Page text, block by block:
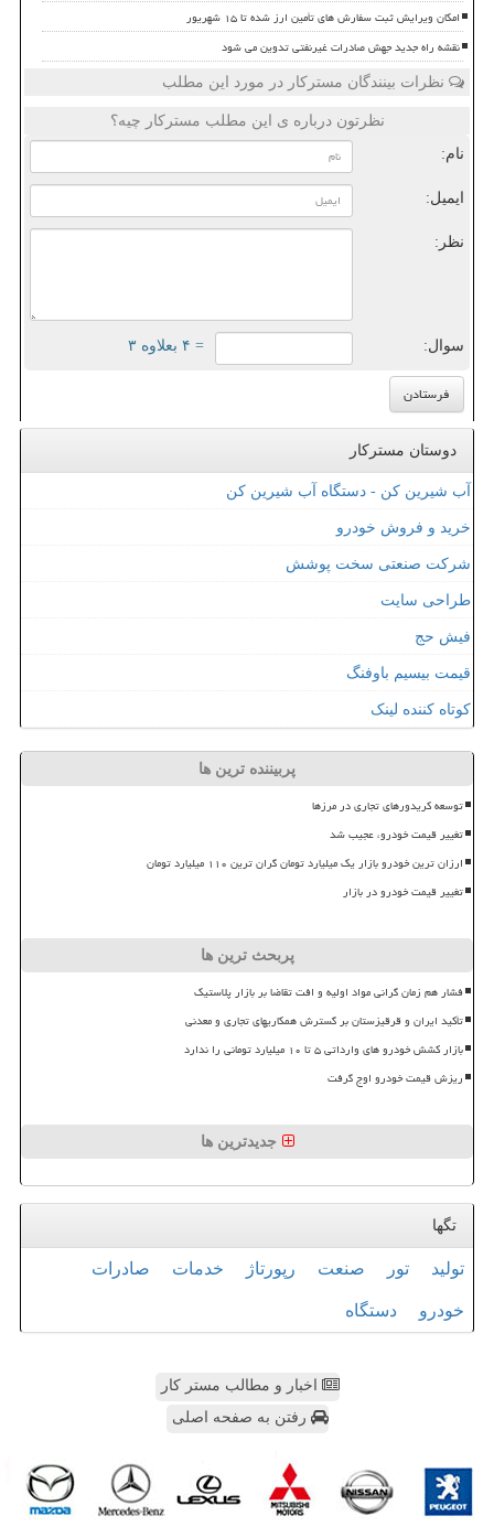
امکان ویرایش ثبت سفارش های تأمین ارز شده تا ۱۵ شهریور
نقشه راه جدید جهش صادرات غیرنفتی تدوین می شود
نظرات بینندگان مسترکار در مورد این مطلب
نظرتون درباره ی این مطلب مسترکار چیه؟
نام:
ایمیل:
نظر:
سوال: = ۴ بعلاوه ۳
دوستان مسترکار
آب شیرین کن - دستگاه آب شیرین کن
خرید و فروش خودرو
شرکت صنعتی سخت پوشش
طراحی سایت
فیش حج
قیمت بیسیم باوفنگ
کوتاه کننده لینک
پربیننده ترین ها
توسعه کریدورهای تجاری در مرزها
تغییر قیمت خودرو، عجیب شد
ارزان ترین خودرو بازار یک میلیارد تومان گران ترین ۱۱۰ میلیارد تومان
تغییر قیمت خودرو در بازار
پربحث ترین ها
فشار هم زمان گرانی مواد اولیه و افت تقاضا بر بازار پلاستیک
تأکید ایران و قرقیزستان بر گسترش همکاریهای تجاری و معدنی
بازار کشش خودرو های وارداتی ۵ تا ۱۰ میلیارد تومانی را ندارد
ریزش قیمت خودرو اوج گرفت
جدیدترین ها
تگها
تولید تور صنعت رپورتاژ خدمات صادرات
خودرو دستگاه
اخبار و مطالب مستر کار
رفتن به صفحه اصلی